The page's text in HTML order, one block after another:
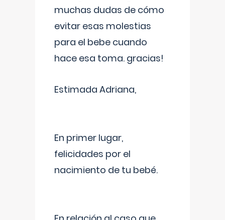
muchas dudas de cómo
evitar esas molestias
para el bebe cuando
hace esa toma. gracias!
Estimada Adriana,
En primer lugar,
felicidades por el
nacimiento de tu bebé.